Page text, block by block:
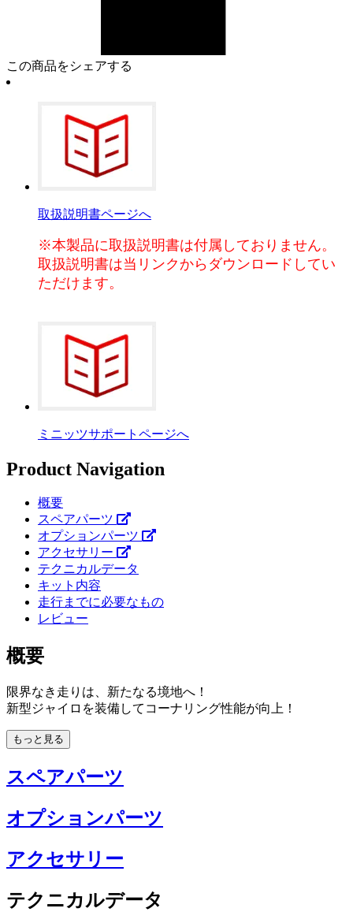
この商品をシェアする
取扱説明書ページへ
※本製品に取扱説明書は付属しておりません。
取扱説明書は当リンクからダウンロードしてい
ただけます。
ミニッツサポートページへ
Product Navigation
概要
スペアパーツ
オプションパーツ
アクセサリー
テクニカルデータ
キット内容
走行までに必要なもの
レビュー
概要
限界なき走りは、新たなる境地へ！
新型ジャイロを装備してコーナリング性能が向上！
もっと見る
スペアパーツ
オプションパーツ
アクセサリー
テクニカルデータ